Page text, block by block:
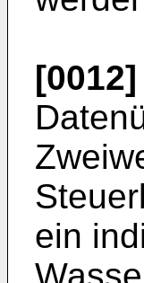
[0012]
ein